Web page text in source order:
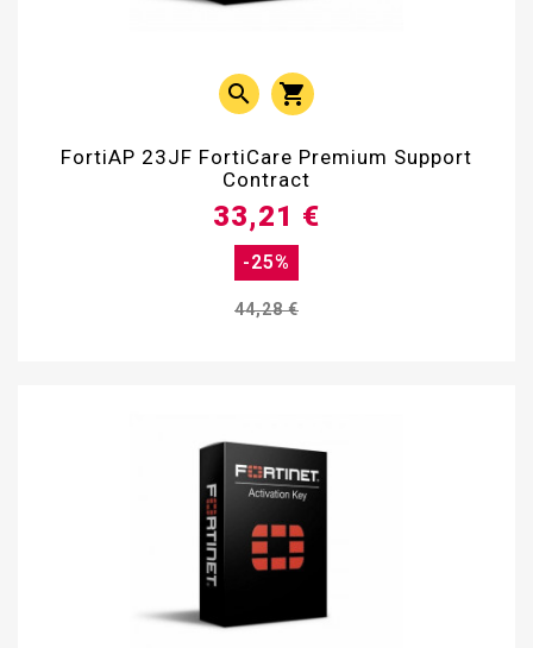
 
FortiAP 23JF FortiCare Premium Support
Contract
44,28 €
-25%
33,21 €